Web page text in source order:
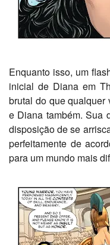
Enquanto isso, um
inicial de Diana em
brutal do que qualquer
e Diana também. Sua
disposição de se
perfeitamente de
para um mundo mais